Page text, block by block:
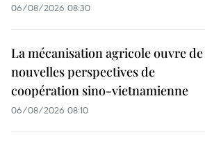
06/08/2026 08:30
La mécanisation agricole ouvre de
nouvelles perspectives de
coopération sino-vietnamienne
06/08/2026 08:10